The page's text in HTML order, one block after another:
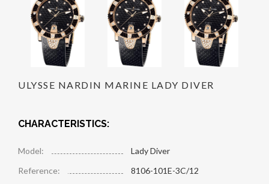
ULYSSE NARDIN MARINE LADY DIVER
CHARACTERISTICS:
Model:
Lady Diver
Reference:
8106-101E-3C/12